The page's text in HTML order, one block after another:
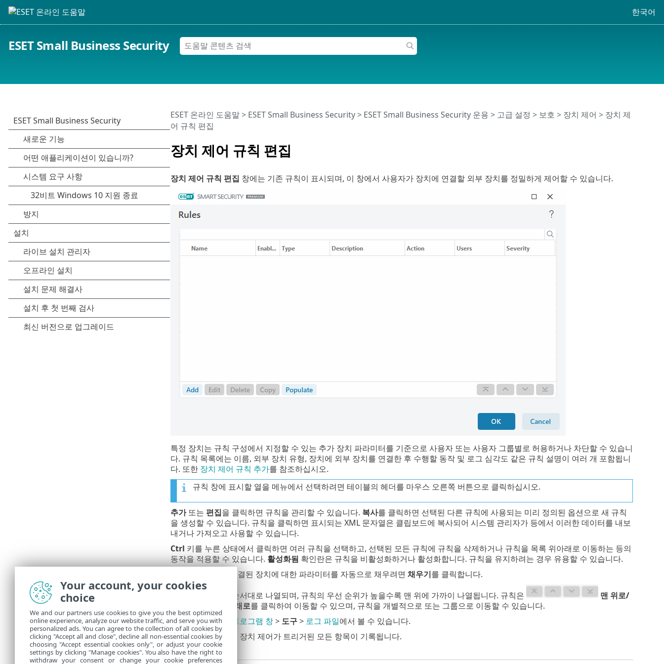
한국어
ESET Small Business Security
장치 제어 규칙 편집
ESET 온라인 도움말> ESET Small Business Security> ESET Small Business Security 운용 > 고급 설정 > 보호 > 장치 제어 > 장치 제
어 규칙 편집
장치 제어 규칙 편집 창에는 기존 규칙이 표시되며, 이 창에서 사용자가 장치에 연결할 외부 장치를 정밀하게 제어할 수 있습니다.
특정 장치는 규칙 구성에서 지정할 수 있는 추가 장치 파라미터를 기준으로 사용자 또는 사용자 그룹별로 허용하거나 차단할 수 있습니
다. 규칙 목록에는 이름, 외부 장치 유형, 장치에 외부 장치를 연결한 후 수행할 동작 및 로그 심각도 같은 규칙 설명이 여러 개 포함됩니
다. 또한 장치 제어 규칙 추가를 참조하십시오.
규칙 창에 표시할 열을 메뉴에서 선택하려면 테이블의 헤더를 마우스 오른쪽 버튼으로 클릭하십시오.
추가또는 편집을 클릭하면 규칙을 관리할 수 있습니다. 복사를 클릭하면 선택된 다른 규칙에 사용되는 미리 정의된 옵션으로 새 규칙
을 생성할 수 있습니다. 규칙을 클릭하면 표시되는 XML 문자열은 클립보드에 복사되어 시스템 관리자가 등에서 이러한 데이터를 내보
내거나 가져오고 사용할 수 있습니다.
Ctrl 키를 누른 상태에서 클릭하면 여러 규칙을 선택하고, 선택된 모든 규칙에 규칙을 삭제하거나 규칙을 목록 위아래로 이동하는 등의
동작을 적용할 수 있습니다. 활성화됨 확인란은 규칙을 비활성화하거나 활성화합니다. 규칙을 유지하려는 경우 유용할 수 있습니다.
이동식 미디어와 연결된 장치에 대한 파라미터를 자동으로 채우려면 채우기를 클릭합니다.
규칙은 우선 순위 순서대로 나열되며, 규칙의 우선 순위가 높을수록 맨 위에 가까이 나열됩니다. 규칙은
맨 위로/
위로/아래로/맨 아래로를 클릭하여 이동할 수 있으며, 규칙을 개별적으로 또는 그룹으로 이동할 수 있습니다.
로그 항목은기본 프로그램 창> 도구> 로그 파일에서 볼 수 있습니다.
장치 제어 로그에는 장치 제어가 트리거된 모든 항목이 기록됩니다.
Your account, your cookies
choice
We and our partners use cookies to give you the best optimized
online experience, analyze our website traffic, and serve you with
personalized ads. You can agree to the collection of all cookies by
clicking "Accept all and close", decline all non-essential cookies by
choosing "Accept essential cookies only", or adjust your cookie
settings by clicking "Manage cookies". You also have the right to
withdraw your consent or change your cookie preferences